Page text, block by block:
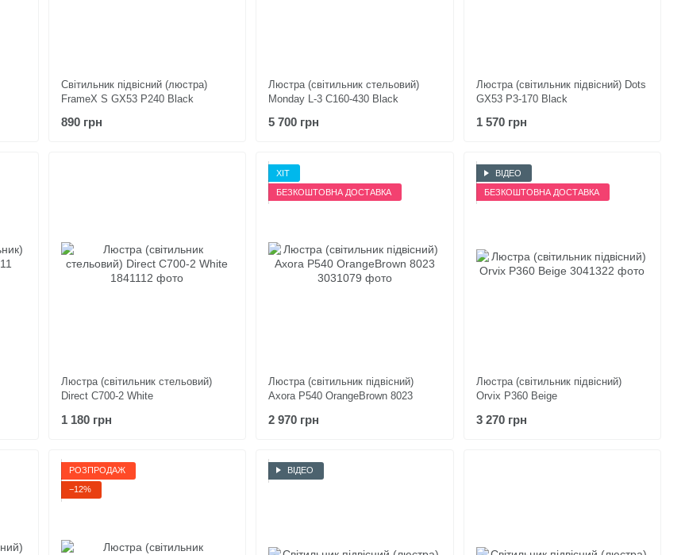
Світильник підвісний (люстра)
FrameX S GX53 P240 Black
890 грн
Люстра (світильник стельовий)
Monday L-3 C160-430 Black
5 700 грн
Люстра (світильник підвісний) Dots
GX53 P3-170 Black
1 570 грн
Люстра (світильник стельовий)
Direct C700-2 White
1 180 грн
ХІТ
БЕЗКОШТОВНА ДОСТАВКА
Люстра (світильник підвісний)
Axora P540 OrangeBrown 8023
2 970 грн
ВІДЕО
БЕЗКОШТОВНА ДОСТАВКА
Люстра (світильник підвісний)
Orvix P360 Beige
3 270 грн
РОЗПРОДАЖ
−12%
ВІДЕО